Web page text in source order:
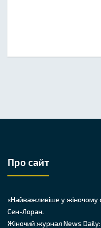
Про сайт
«Найважливіше у жіночому
Сен-Лоран.
Жіночий журнал News Daily: